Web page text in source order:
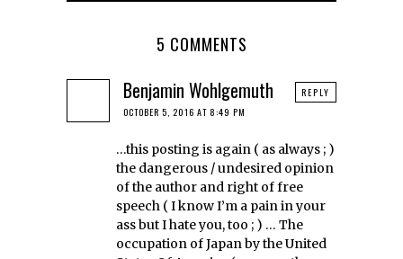
5 COMMENTS
Benjamin Wohlgemuth
OCTOBER 5, 2016 AT 8:49 PM
…this posting is again ( as always ; )
the dangerous / undesired opinion
of the author and right of free
speech ( I know I’m a pain in your
ass but I hate you, too ; ) … The
occupation of Japan by the United
REPLY